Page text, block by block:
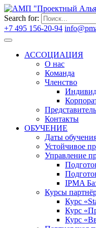
Search for:
+7 495 156-20-94
АССОЦИАЦИЯ
О нас
Команда
Членство
Контакты
ОБУЧЕНИЕ
Даты
Устойчивое
Управление
IPMA
Курсы
Курс
Курс
Курс